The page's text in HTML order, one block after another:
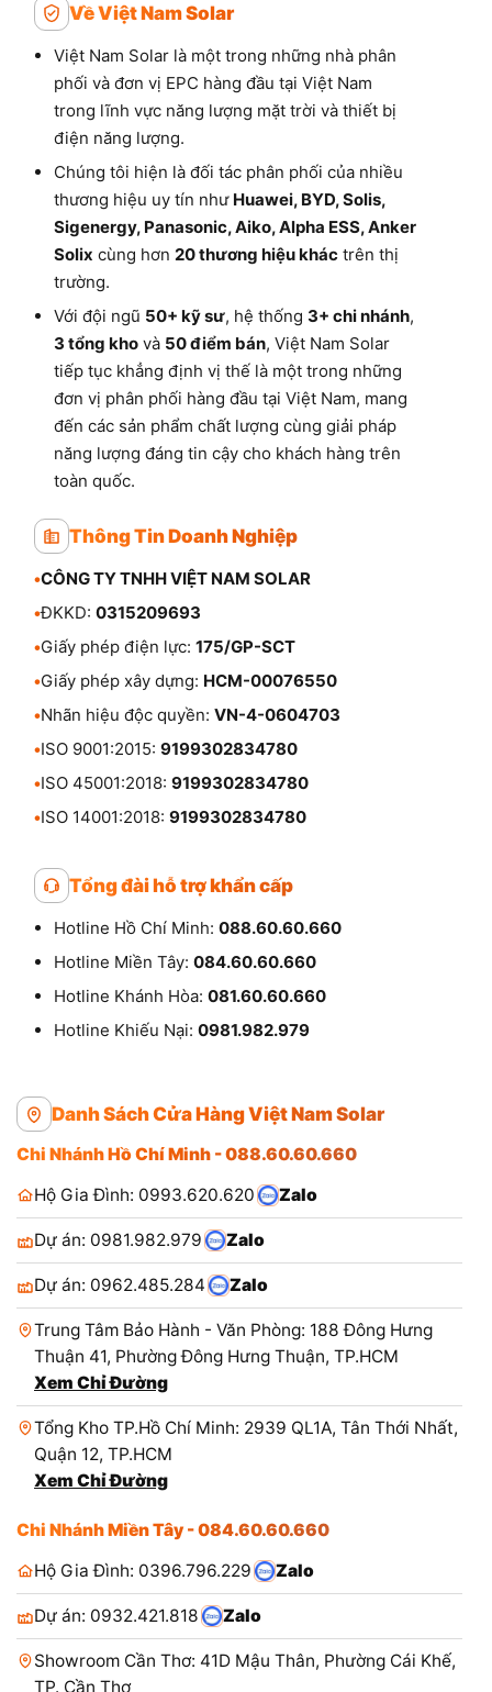
Về Việt Nam Solar
Việt Nam Solar là một trong những nhà phân
phối và đơn vị EPC hàng đầu tại Việt Nam
trong lĩnh vực năng lượng mặt trời và thiết bị
điện năng lượng.
Chúng tôi hiện là đối tác phân phối của nhiều
thương hiệu uy tín như Huawei, BYD, Solis,
Sigenergy, Panasonic, Aiko, Alpha ESS, Anker
Solix cùng hơn 20 thương hiệu khác trên thị
trường.
Với đội ngũ 50+ kỹ sư, hệ thống 3+ chi nhánh,
3 tổng kho và 50 điểm bán, Việt Nam Solar
tiếp tục khẳng định vị thế là một trong những
đơn vị phân phối hàng đầu tại Việt Nam, mang
đến các sản phẩm chất lượng cùng giải pháp
năng lượng đáng tin cậy cho khách hàng trên
toàn quốc.
Thông Tin Doanh Nghiệp
•CÔNG TY TNHH VIỆT NAM SOLAR
•ĐKKD: 0315209693
•Giấy phép điện lực: 175/GP-SCT
•Giấy phép xây dựng: HCM-00076550
•Nhãn hiệu độc quyền: VN-4-0604703
•ISO 9001:2015: 9199302834780
•ISO 45001:2018: 9199302834780
•ISO 14001:2018: 9199302834780
Tổng đài hỗ trợ khẩn cấp
Hotline Hồ Chí Minh: 088.60.60.660
Hotline Miền Tây: 084.60.60.660
Hotline Khánh Hòa: 081.60.60.660
Hotline Khiếu Nại: 0981.982.979
Danh Sách Cửa Hàng Việt Nam Solar
Chi Nhánh Hồ Chí Minh - 088.60.60.660
Hộ Gia Đình: 0993.620.620
Zalo
Dự án: 0981.982.979 Zalo
Dự án: 0962.485.284 Zalo
Trung Tâm Bảo Hành - Văn Phòng: 188 Đông Hưng
Thuận 41, Phường Đông Hưng Thuận, TP.HCM
Xem Chỉ Đường
Tổng Kho TP.Hồ Chí Minh: 2939 QL1A, Tân Thới Nhất,
Quận 12, TP.HCM
Xem Chỉ Đường
Chi Nhánh Miền Tây - 084.60.60.660
Hộ Gia Đình: 0396.796.229
Zalo
Dự án: 0932.421.818 Zalo
Showroom Cần Thơ: 41D Mậu Thân, Phường Cái Khế,
TP. Cần Thơ